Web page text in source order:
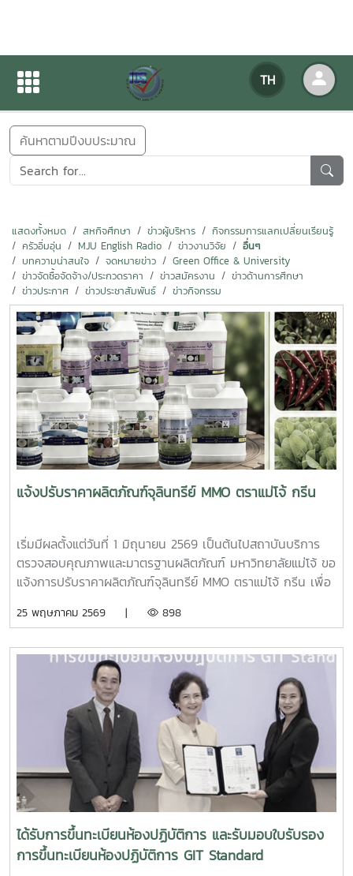
TH
ข่าวสารกิจกรรม
ค้นหาตามปีงบประมาณ
แสดงทั้งหมด สหกิจศึกษา ข่าวผู้บริหาร
กิจกรรมการแลกเปลี่ยนเรียนรู้
ครัวอิ่มอุ่น
MJU English Radio ข่าวงานวิจัย
อื่นๆ
บทความน่าสนใจ
จดหมายข่าว
Green Office & University
ข่าวจัดซื้อจัดจ้าง/ประกวดราคา
ข่าวสมัครงาน
ข่าวด้านการศึกษา
ข่าวประกาศ
ข่าวประชาสัมพันธ์ ข่าวกิจกรรม
แจ้งปรับราคาผลิตภัณฑ์จุลินทรีย์ MMO ตราแม่โจ้ กรีน
เริ่มมีผลตั้งแต่วันที่ 1 มิถุนายน 2569 เป็นต้นไปสถาบันบริการ
ตรวจสอบคุณภาพและมาตรฐานผลิตภัณฑ์ มหาวิทยาลัยแม่โจ้ ขอ
แจ้งการปรับราคาผลิตภัณฑ์จุลินทรีย์ MMO ตราแม่โจ้ กรีน เพื่อ
ปัจจุบัน โดยยังคงมุ่งมั่นรักษามาตรฐานคุณภาพของผลิตภัณฑ์
ท่าน“คุณภาพที่ดี เพื่อผลผลิตที่ยั่งยืน” เรายังคงพัฒนา
ผลิตภัณฑ์ด้วยมาตรฐานการผลิตที่ได้การรับรอง เพื่อช่วยเสริม
ความแข็งแรงของพืช ฟื้นฟูดิน เพิ่มผลผลิต และสนับสนุน
การเกษตรที่ปลอดภัยต่อสิ่งแวดล้อมอัตราราคาใหม่ - แบบขวด 1
ลิตร ราคา 150 บาท - แบบแกลลอน 5 ลิตร ราคา 600 บาท
สถาบันฯ ขอขอบพระคุณลูกค้าทุกท่านที่ให้ความไว้วางใจและ
สนับสนุนผลิตภัณฑ์ของเราเสมอมา และหวังเป็นอย่างยิ่งว่าจะได้
รับการสนับสนุนจากทุกท่านต่อไปสอบถามข้อมูลเพิ่มเติม 0
5387 5646 LINE ID : saleiqs Facebook : IQS Maejo
25 พฤษภาคม 2569 | 898
ได้รับการขึ้นทะเบียนห้องปฏิบัติการ และรับมอบใบรับรอง
การขึ้นทะเบียนห้องปฏิบัติการ GIT Standard